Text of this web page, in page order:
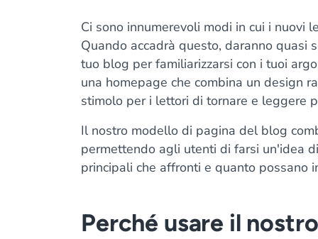
Ci sono innumerevoli modi in cui i nuovi
Quando accadrà questo, daranno quasi
tuo blog per familiarizzarsi con i tuoi
una homepage che combina un design
stimolo per i lettori di tornare e leggere
Il nostro modello di pagina del blog
permettendo agli utenti di farsi un'idea
principali che affronti e quanto possano
Perché usare il